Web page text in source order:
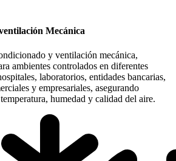
Mecánica
y ventilación mecánica,
ambientes controlados en diferentes
laboratorios, entidades bancarias,
y empresariales, asegurando
humedad y calidad del aire.